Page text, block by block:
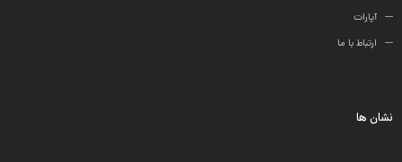
آپارات
ارتباط با ما
نشان ها